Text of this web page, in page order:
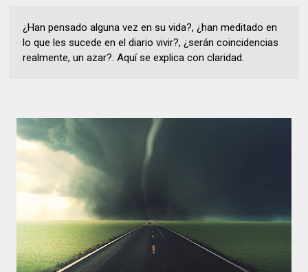
¿Han pensado alguna vez en su vida?, ¿han meditado en
lo que les sucede en el diario vivir?, ¿serán coincidencias
realmente, un azar?. Aquí se explica con claridad.